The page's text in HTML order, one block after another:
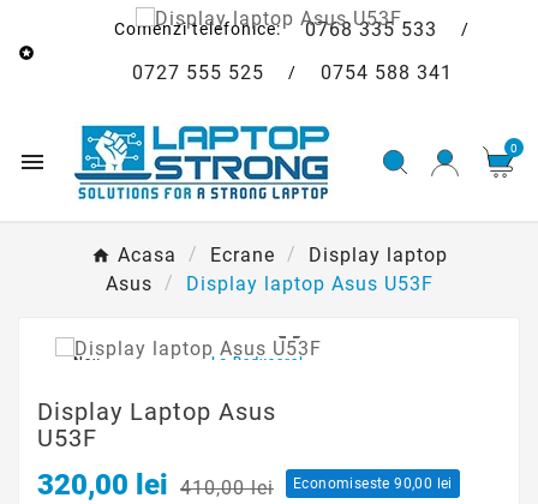

Comenzi telefonice: 0768 335 533
0727 555 525 / 0754 588 341
 0
Acasa Ecrane
Display laptop
Asus
Display laptop Asus U53F
Nou La Reducere!
Display Laptop Asus
U53F
320,00 lei 410,00 lei Economiseste 90,00 lei